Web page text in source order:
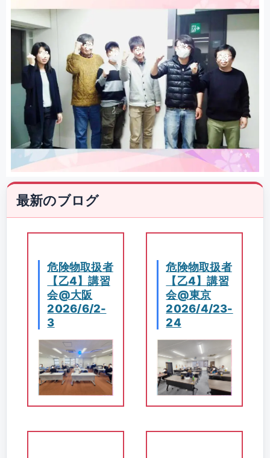
最新のブログ
危険物取扱者
【乙4】講習
会@大阪
2026/6/2-
3
危険物取扱者
【乙4】講習
会@東京
2026/4/23-
24